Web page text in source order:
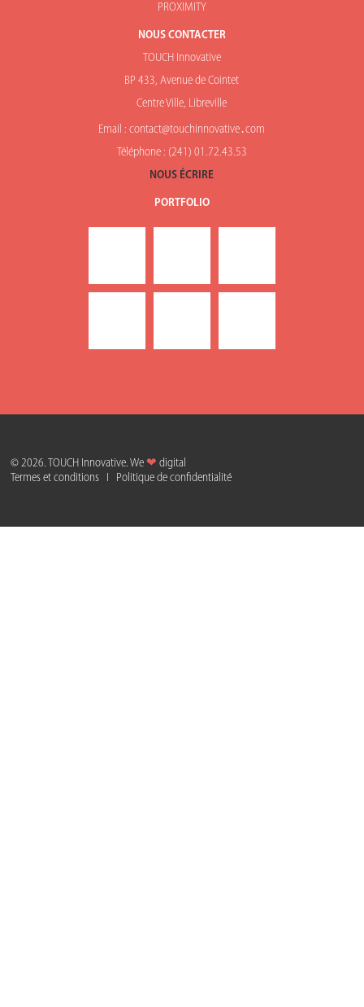
PROXIMITY
NOUS CONTACTER
TOUCH Innovative
BP 433, Avenue de Cointet
Centre Ville, Libreville
Email : contact@touchinnovative․com
Téléphone : (241) 01.72.43.53
NOUS ÉCRIRE
PORTFOLIO
© 2026. TOUCH Innovative. We ❤ digital
Termes et conditions
Politique de confidentialité